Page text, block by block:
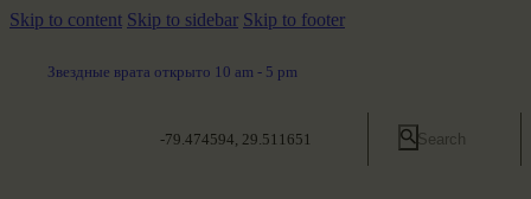
Skip to content Skip to sidebar Skip to footer
Звездные врата открыто 10 am - 5 pm
-79.474594, 29.511651